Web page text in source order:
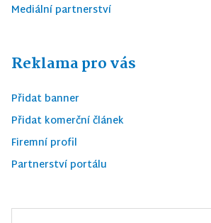
Mediální partnerství
Reklama pro vás
Přidat banner
Přidat komerční článek
Firemní profil
Partnerství portálu